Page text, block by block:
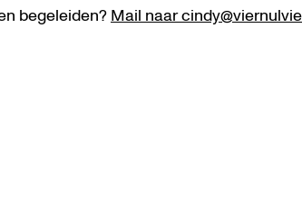
begeleiden? Mail naar